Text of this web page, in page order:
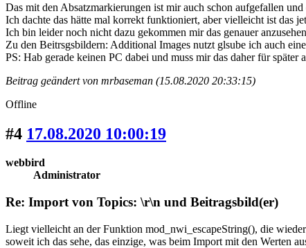
Das mit den Absatzmarkierungen ist mir auch schon aufgefallen
Ich dachte das hätte mal korrekt funktioniert, aber vielleicht ist das
Ich bin leider noch nicht dazu gekommen mir das genauer
Zu den Beitrsgsbildern: Additional Images nutzt glsube ich auch
PS: Hab gerade keinen PC dabei und muss mir das daher für später
Beitrag geändert von mrbaseman (15.08.2020 20:33:15)
Offline
#4 17.08.2020 10:00:19
webbird
Administrator
Re: Import von Topics: \r\n und Beitragsbild(er)
Liegt vielleicht an der Funktion mod_nwi_escapeString(), die
soweit ich das sehe, das einzige, was beim Import mit den Werten